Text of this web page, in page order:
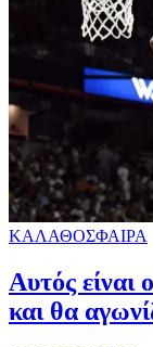
ΚΑΛΑΘΟΣΦΑΙΡΑ
Αυτός είναι
και θα